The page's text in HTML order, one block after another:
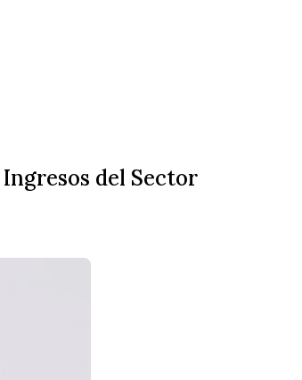
del Sector